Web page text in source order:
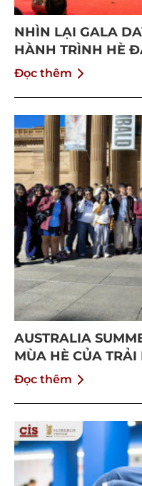
NHÌN LẠI GALA
HÀNH TRÌNH HÈ
Đọc thêm
AUSTRALIA
MÙA HÈ CỦA TRẢI
THÀNH
Đọc thêm